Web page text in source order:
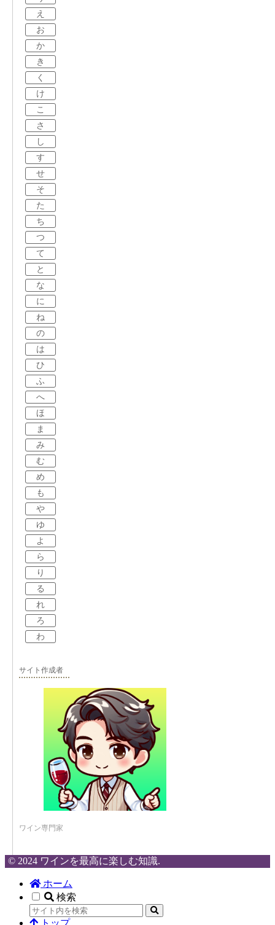
え
お
か
き
く
け
こ
さ
し
す
せ
そ
た
ち
つ
て
と
な
に
ね
の
は
ひ
ふ
へ
ほ
ま
み
む
め
も
や
ゆ
よ
ら
り
る
れ
ろ
わ
サイト作成者
ワイン専門家
© 2024 ワインを最高に楽しむ知識.
ホーム
検索
トップ